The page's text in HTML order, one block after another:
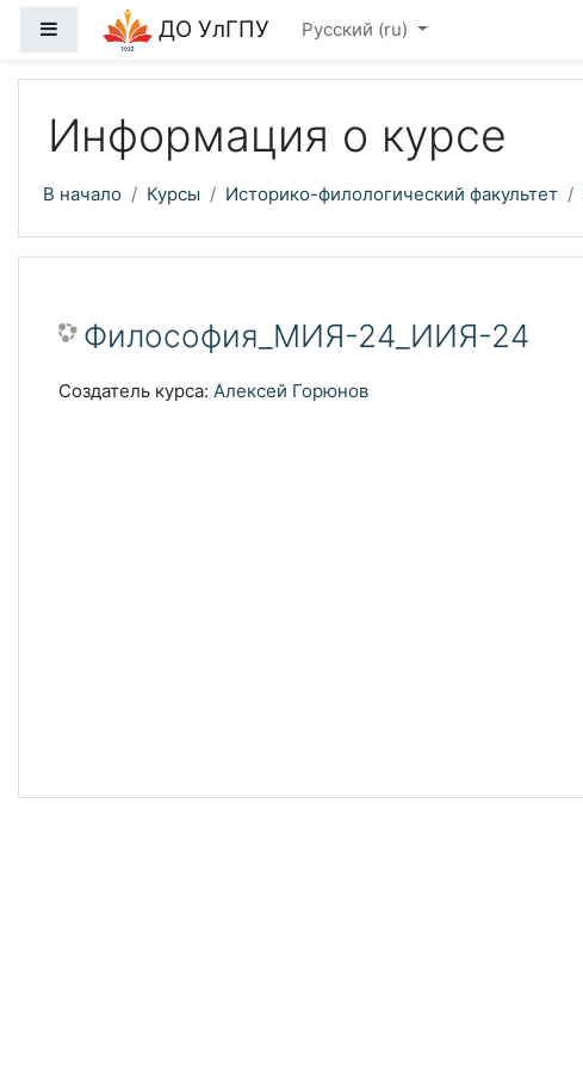
Перейти к основному содержанию
Боковая панельДО УлГПУ Русский ‎(ru)‎
Информация о курсе
В начало Курсы Историко-филологический факультет
Философия_МИЯ-24_ИИЯ-24
Создатель курса: Алексей Горюнов